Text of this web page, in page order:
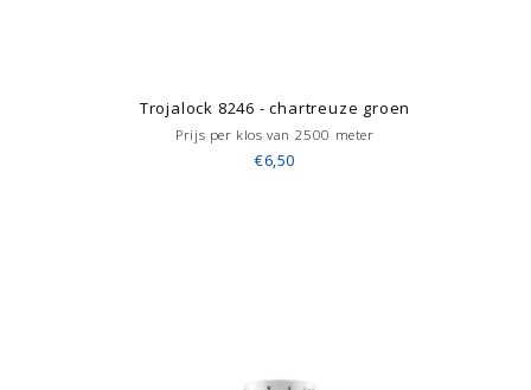
Trojalock 8246 - chartreuze groen
Prijs per klos van 2500 meter
€6,50